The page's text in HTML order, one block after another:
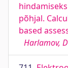
põhjal.
based
Harlamov,